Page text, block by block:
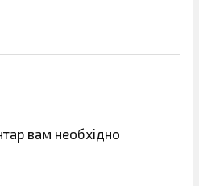
вам необхідно